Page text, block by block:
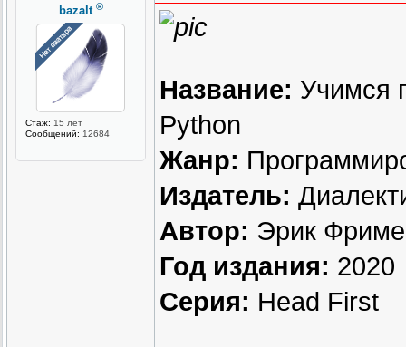
bazalt ®
Стаж: 15 лет
Сообщений: 12684
Название: Учимся
Python
Жанр:
Издатель:
Автор: Эрик
Год издания: 2020
Серия: Head First